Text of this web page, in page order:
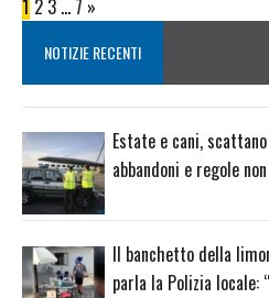
1 2 3 … 7 »
NOTIZIE RECENTI
Estate e cani,
abbandoni e regole
Il banchetto della
parla la Polizia locale: